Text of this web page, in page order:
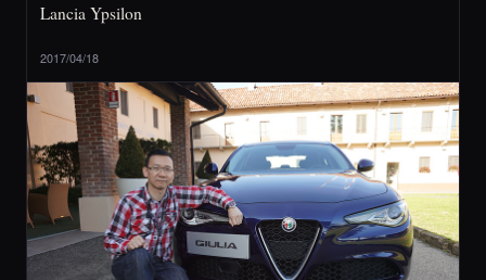
Lancia Ypsilon
2017/04/18